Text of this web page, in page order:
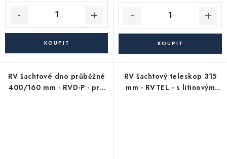
RV šachtové dno průběžné
400/160 mm - RVD-P - pro
RV šachtový teleskop 315
mm - RVTEL - s litinovým